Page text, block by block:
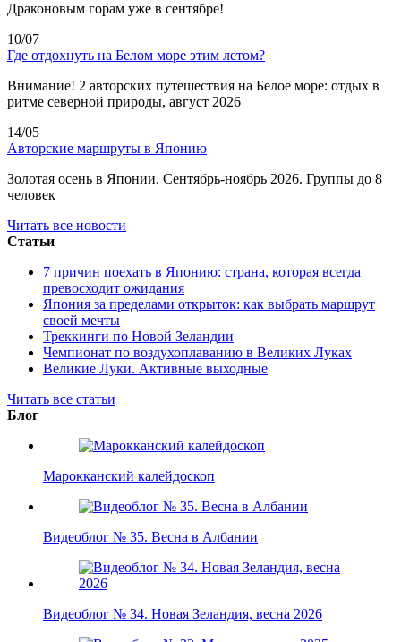
Драконовым горам уже в сентябре!
10/07
Где отдохнуть на Белом море этим летом?
Внимание! 2 авторских путешествия на Белое море: отдых в
ритме северной природы, август 2026
14/05
Авторские маршруты в Японию
Золотая осень в Японии. Сентябрь-ноябрь 2026. Группы до 8
человек
Читать все новости
Статьи
7 причин поехать в Японию: страна, которая всегда
превосходит ожидания
Япония за пределами открыток: как выбрать маршрут
своей мечты
Треккинги по Новой Зеландии
Чемпионат по воздухоплаванию в Великих Луках
Великие Луки. Активные выходные
Читать все статьи
Блог
Марокканский калейдоскоп
Видеоблог № 35. Весна в Албании
Видеоблог № 34. Новая Зеландия, весна 2026